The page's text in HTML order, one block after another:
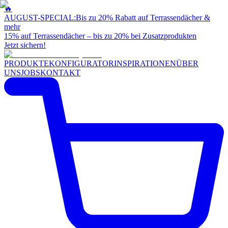
🔥
AUGUST-SPECIAL:Bis zu 20% Rabatt auf Terrassendächer &
mehr
15% auf Terrassendächer – bis zu 20% bei Zusatzprodukten
Jetzt sichern!
PRODUKTEKONFIGURATORINSPIRATIONENÜBER
UNSJOBSKONTAKT